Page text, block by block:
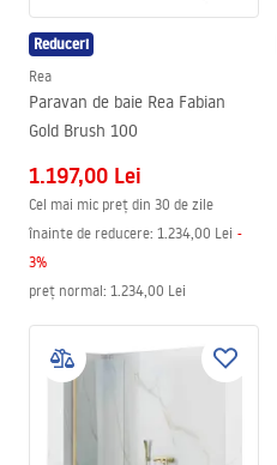
Reduceri
Rea
Paravan de baie Rea Fabian
Gold Brush 100
1.197,00 Lei
Cel mai mic preț din 30 de zile
înainte de reducere: 1.234,00 Lei -
3%
preț normal: 1.234,00 Lei